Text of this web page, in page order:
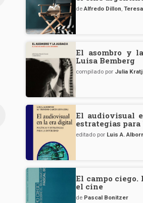
deAlfredo Dillon,
El asombro y
Luisa Bemberg
compilado por Julia
El audiovisual
estrategias
editado por Luis A.
El campo ciego.
el cine
de Pascal Bonitzer